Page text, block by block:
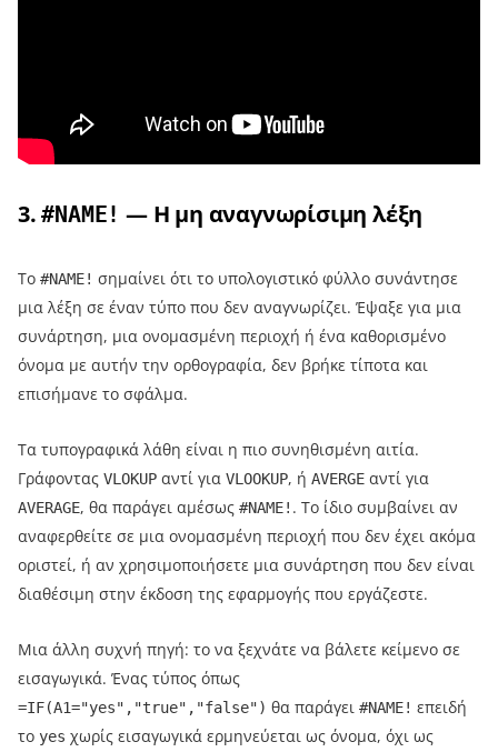
3.#NAME! — Η μη αναγνωρίσιμη λέξη
Το #NAME! σημαίνει ότι το υπολογιστικό φύλλο συνάντησε
μια λέξη σε έναν τύπο που δεν αναγνωρίζει. Έψαξε για μια
συνάρτηση, μια ονομασμένη περιοχή ή ένα καθορισμένο
όνομα με αυτήν την ορθογραφία, δεν βρήκε τίποτα και
επισήμανε το σφάλμα.
Τα τυπογραφικά λάθη είναι η πιο συνηθισμένη αιτία.
Γράφοντας VLOKUP αντί για VLOOKUP, ή AVERGE αντί για
AVERAGE, θα παράγει αμέσως #NAME! . Το ίδιο συμβαίνει αν
αναφερθείτε σε μια ονομασμένη περιοχή που δεν έχει ακόμα
οριστεί, ή αν χρησιμοποιήσετε μια συνάρτηση που δεν είναι
διαθέσιμη στην έκδοση της εφαρμογής που εργάζεστε.
Μια άλλη συχνή πηγή: το να ξεχνάτε να βάλετε κείμενο σε
εισαγωγικά. Ένας τύπος όπως
=IF(A1="yes","true","false") θα παράγει #NAME! επειδή
το yes χωρίς εισαγωγικά ερμηνεύεται ως όνομα, όχι ως